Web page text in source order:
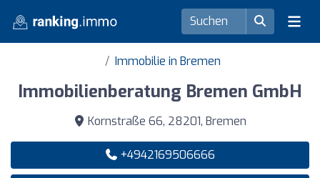
Immobilie in Bremen
Immobilienberatung Bremen GmbH
Kornstraße 66, 28201, Bremen
+4942169506666